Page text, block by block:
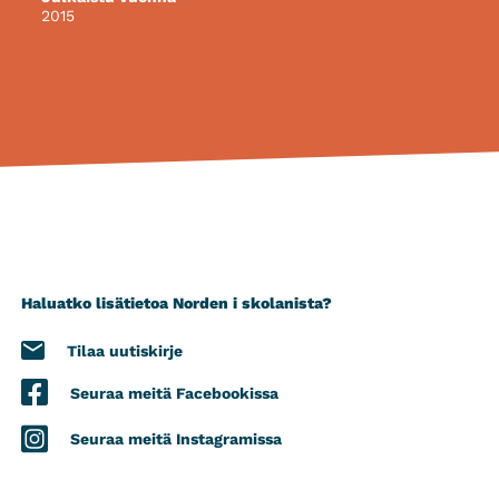
2015
Haluatko lisätietoa Norden i skolanista?
Tilaa uutiskirje
Seuraa meitä Facebookissa
Seuraa meitä Instagramissa